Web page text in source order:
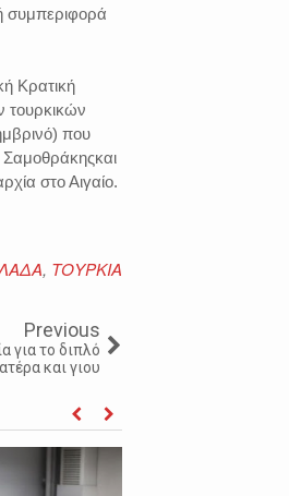
συμπεριφορά
Κρατική
τουρκικών
που
στο Αιγαίο.
, ΤΟΥΡΚΙΑ
Previous
για το διπλό
και γιου